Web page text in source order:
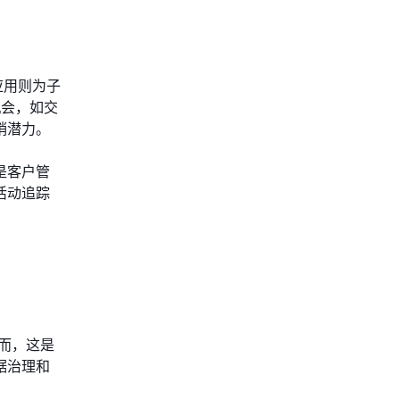
则为子
，如交
力。
客户管
动追踪
，这是
治理和